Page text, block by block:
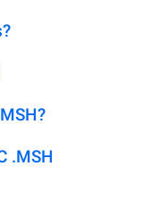
.MSH